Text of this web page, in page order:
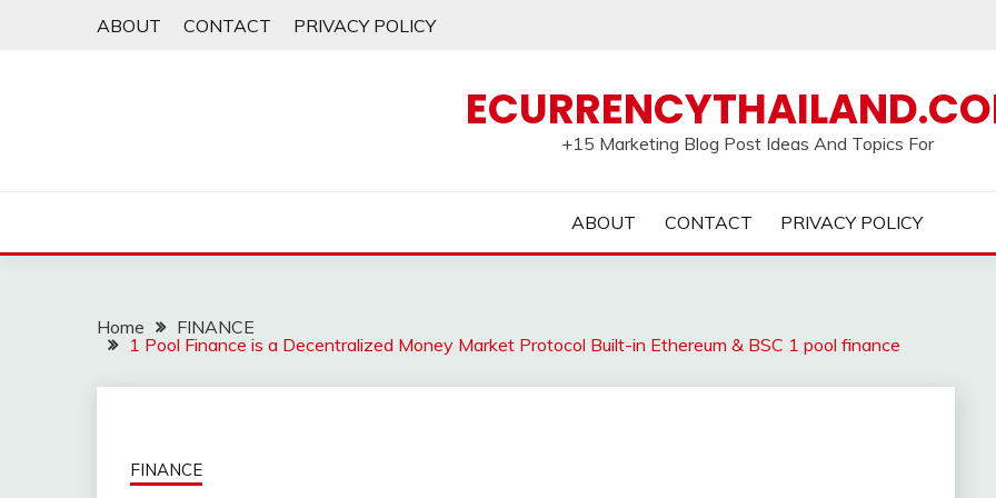
ABOUT CONTACT PRIVACY POLICY
+15 Marketing Blog Post Ideas And Topics For
ABOUT CONTACT PRIVACY POLICY
Home
FINANCE
1 Pool Finance is a Decentralized Money Market Protocol Built-in Ethereum & BSC 1 pool finance
FINANCE